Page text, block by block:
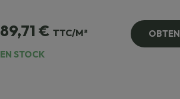
89,71 € TTC/M²
EN STOCK